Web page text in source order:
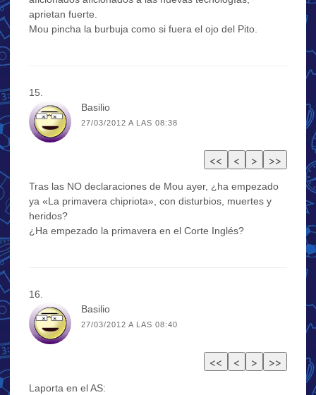
aprietan fuerte.
Mou pincha la burbuja como si fuera el ojo del Pito.
Basilio
27/03/2012 A LAS 08:38
Tras las NO declaraciones de Mou ayer, ¿ha empezado
ya «La primavera chipriota», con disturbios, muertes y
heridos?
¿Ha empezado la primavera en el Corte Inglés?
Basilio
27/03/2012 A LAS 08:40
Laporta en el AS: